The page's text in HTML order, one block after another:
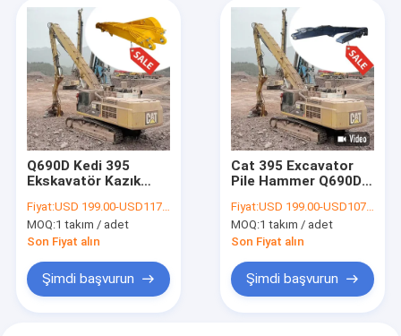
Q690D Kedi 395
Ekskavatör Kazık
Ekskavatörler için
Fiyat:USD 199.00-USD11799.00
MOQ:1 takım / adet
Son Fiyat alın
Şimdi başvurun
Cat 395 Excavator
Pile Hammer Q690D
Driver
Fiyat:USD 199.00-USD10799.00
MOQ:1 takım / adet
Son Fiyat alın
Şimdi başvurun